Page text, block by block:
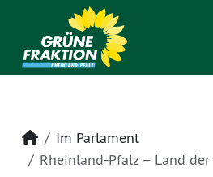
Startseite
Im Parlament
Rheinland-Pfalz – Land